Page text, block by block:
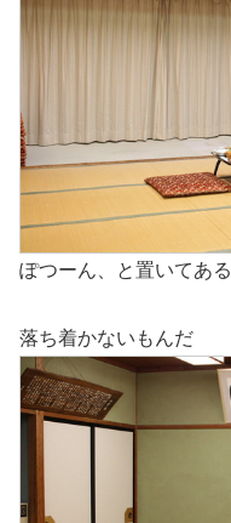
ぽつーん、と置いてある
落ち着かないもんだ